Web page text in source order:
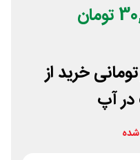
30 هزار تومانی خرید از
آپ